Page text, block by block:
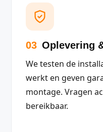
03 Oplevering
We testen de
werkt en geven
montage. Vragen
bereikbaar.